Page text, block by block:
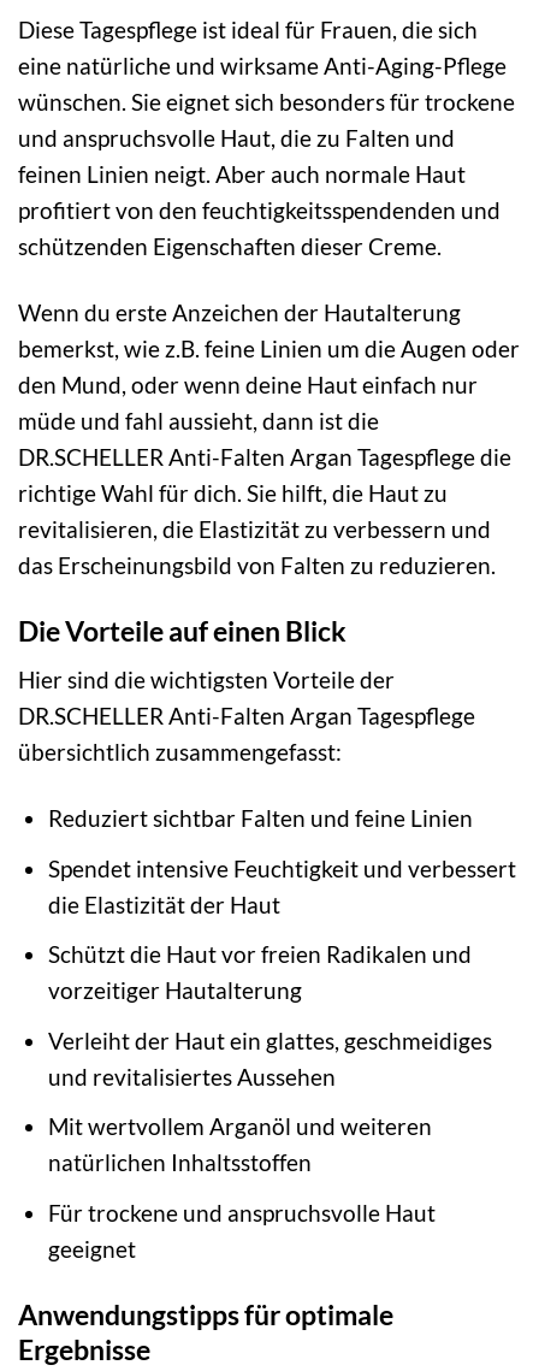
Diese Tagespflege ist ideal für Frauen, die sich
eine natürliche und wirksame Anti-Aging-Pflege
wünschen. Sie eignet sich besonders für trockene
und anspruchsvolle Haut, die zu Falten und
feinen Linien neigt. Aber auch normale Haut
profitiert von den feuchtigkeitsspendenden und
schützenden Eigenschaften dieser Creme.
Wenn du erste Anzeichen der Hautalterung
bemerkst, wie z.B. feine Linien um die Augen oder
den Mund, oder wenn deine Haut einfach nur
müde und fahl aussieht, dann ist die
DR.SCHELLER Anti-Falten Argan Tagespflege die
richtige Wahl für dich. Sie hilft, die Haut zu
revitalisieren, die Elastizität zu verbessern und
das Erscheinungsbild von Falten zu reduzieren.
Die Vorteile auf einen Blick
Hier sind die wichtigsten Vorteile der
DR.SCHELLER Anti-Falten Argan Tagespflege
übersichtlich zusammengefasst:
Reduziert sichtbar Falten und feine Linien
Spendet intensive Feuchtigkeit und verbessert
die Elastizität der Haut
Schützt die Haut vor freien Radikalen und
vorzeitiger Hautalterung
Verleiht der Haut ein glattes, geschmeidiges
und revitalisiertes Aussehen
Mit wertvollem Arganöl und weiteren
natürlichen Inhaltsstoffen
Für trockene und anspruchsvolle Haut
geeignet
Anwendungstipps für optimale
Ergebnisse